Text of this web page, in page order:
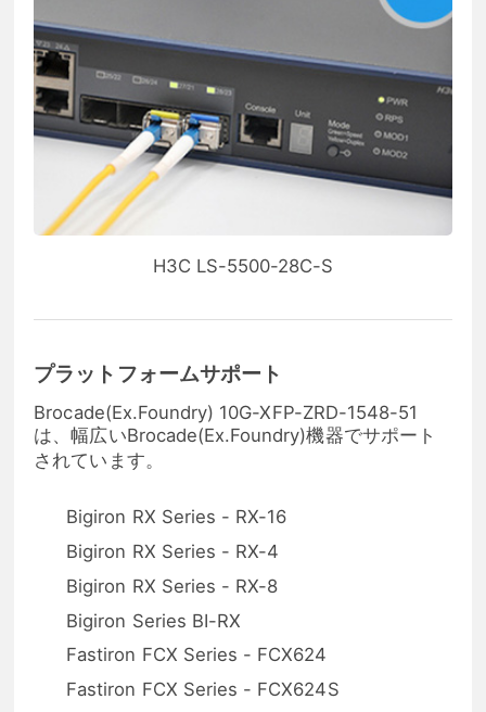
H3C LS-5500-28C-S
プラットフォームサポート
Brocade(Ex.Foundry) 10G-XFP-ZRD-1548-51
は、幅広いBrocade(Ex.Foundry)機器でサポート
されています。
Bigiron RX Series - RX-16
Bigiron RX Series - RX-4
Bigiron RX Series - RX-8
Bigiron Series BI-RX
Fastiron FCX Series - FCX624
Fastiron FCX Series - FCX624S